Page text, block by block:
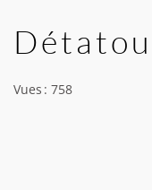
Vues : 758